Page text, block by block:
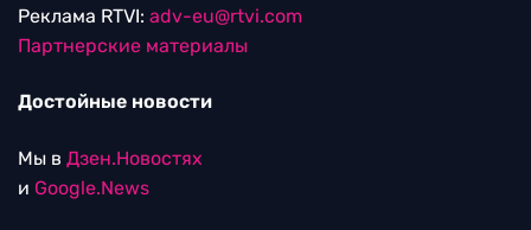
Реклама RTVI: adv-eu@rtvi.com
Партнерские материалы
Достойные новости
Мы в Дзен.Новостях
и Google.News